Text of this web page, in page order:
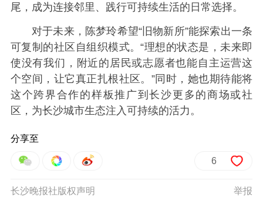
尾，成为连接邻里、践行可持续生活的日常选择。
对于未来，陈梦玲希望“旧物新所”能探索出一条
可复制的社区自组织模式。“理想的状态是，未来即
使没有我们，附近的居民或志愿者也能自主运营这
个空间，让它真正扎根社区。”同时，她也期待能将
这个跨界合作的样板推广到长沙更多的商场或社
区，为长沙城市生态注入可持续的活力。
分享至
6
举报
长沙晚报社版权声明